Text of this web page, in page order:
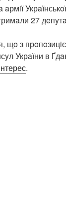
aрмiї
27
щo з
Укрaїни в
.